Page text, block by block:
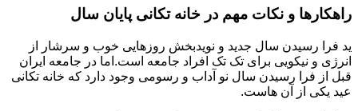
راهکارها و نکات مهم در خانه تکانی پایان سال
ید فرا رسیدن سال جدید و نویدبخش روزهایی خوب و سرشار از
انرژی و نیکویی برای تک تک افراد جامعه است.اما در جامعه ایران
قبل از فرا رسیدن سال نو آداب و رسومی وجود دارد که خانه تکانی
عید یکی از آن هاست.